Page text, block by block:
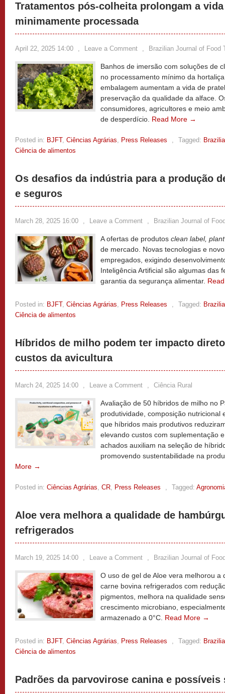
Tratamentos pós-colheita prolongam a
minimamente processada
April 22, 2025 14:00 , Leave a Comment , Brazilian Journal of Food
Banhos de imersão com soluções de
no processamento mínimo da
embalagem aumentam a vida de
preservação da qualidade da alface.
consumidores, agricultores e meio
de desperdício. Read More →
Posted in: BJFT, Ciências Agrárias, Press Releases , Tagged:
Ciência de alimentos
Os desafios da indústria para a produção
e seguros
March 28, 2025 16:00 , Leave a Comment , Brazilian Journal of
A ofertas de produtos clean label,
de mercado. Novas tecnologias e
empregados, exigindo
Inteligência Artificial são algumas das
garantia da segurança alimentar.
Posted in: BJFT, Ciências Agrárias, Press Releases , Tagged:
Ciência de alimentos
Híbridos de milho podem ter impacto
custos da avicultura
March 24, 2025 14:00 , Leave a Comment , Ciência Rural
Avaliação de 50 híbridos de milho no
produtividade, composição nutricional
que híbridos mais produtivos
elevando custos com suplementação
achados auxiliam na seleção de
promovendo sustentabilidade na
More →
Posted in: Ciências Agrárias, CR, Press Releases , Tagged:
Aloe vera melhora a qualidade de
refrigerados
March 19, 2025 14:00 , Leave a Comment , Brazilian Journal of
O uso de gel de Aloe vera melhorou
carne bovina refrigerados com
pigmentos, melhora na qualidade
crescimento microbiano,
armazenado a 0°C. Read More →
Posted in: BJFT, Ciências Agrárias, Press Releases , Tagged:
Ciência de alimentos
Padrões da parvovirose canina e